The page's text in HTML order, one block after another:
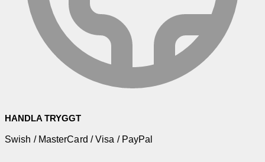
HANDLA TRYGGT
Swish / MasterCard / Visa / PayPal